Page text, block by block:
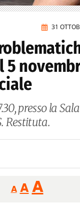
31
presso la
Restituta.
A
Reducir
tamaño
A
tamaño
A